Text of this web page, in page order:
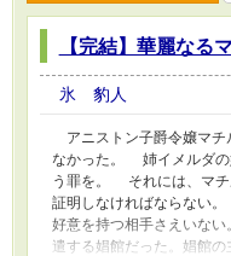
【完結】華麗なる
氷 豹人
アニストン子爵令嬢マチ
なかった。 姉イメルダの
う罪を。 それには、マチ
証明しなければならない
好意を持つ相手さえいな
遣する娼館だった。娼館